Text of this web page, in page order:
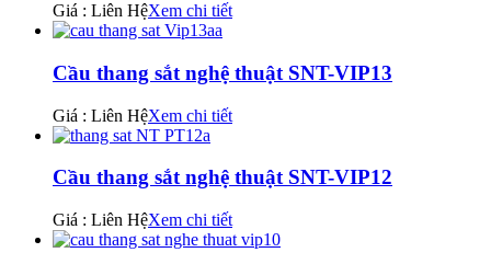
Giá : Liên HệXem chi tiết
Cầu thang sắt nghệ thuật SNT-VIP13
Giá : Liên HệXem chi tiết
Cầu thang sắt nghệ thuật SNT-VIP12
Giá : Liên HệXem chi tiết